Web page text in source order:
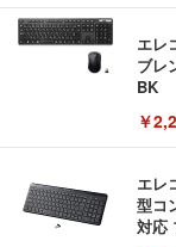
エレ
ブレ
BK
￥
エレ
型コ
対応